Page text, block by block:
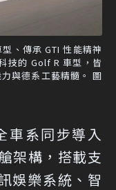
、傳承 GTI 性能精神
技的 Golf R 車型，皆
與德系工藝精髓。 圖
車系同步導入
架構，搭載支
娛樂系統、智